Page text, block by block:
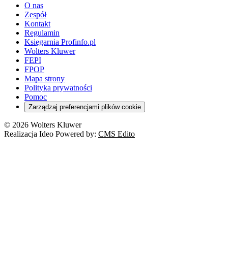
O nas
Zespół
Kontakt
Regulamin
Księgarnia Profinfo.pl
Wolters Kluwer
FEPI
FPOP
Mapa strony
Polityka prywatności
Pomoc
Zarządzaj preferencjami plików cookie
© 2026 Wolters Kluwer
Realizacja Ideo Powered by: CMS Edito